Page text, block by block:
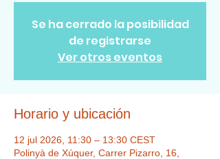
Se ha cerrado la posibilidad
de registrarse
Ver otros eventos
Horario y ubicación
12 jul 2026, 11:30 – 13:30 CEST
Polinyà de Xúquer, Carrer Pizarro, 16,